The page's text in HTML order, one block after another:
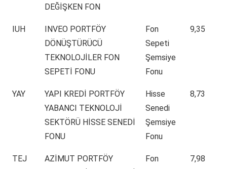
DEĞİŞKEN FON
IUH
INVEO PORTFÖY
DÖNÜŞTÜRÜCÜ
TEKNOLOJİLER FON
SEPETİ FONU
Fon
Sepeti
Şemsiye
Fonu
9,35
YAY
YAPI KREDİ PORTFÖY
YABANCI TEKNOLOJİ
SEKTÖRÜ HİSSE SENEDİ
FONU
Hisse
Senedi
Şemsiye
Fonu
8,73
TEJ
AZİMUT PORTFÖY
Fon
7,98